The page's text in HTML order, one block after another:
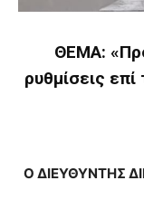
ΘΕΜΑ:
ρυθμίσεις
Ο ΔΙΕΥΘΥΝΤΗΣ